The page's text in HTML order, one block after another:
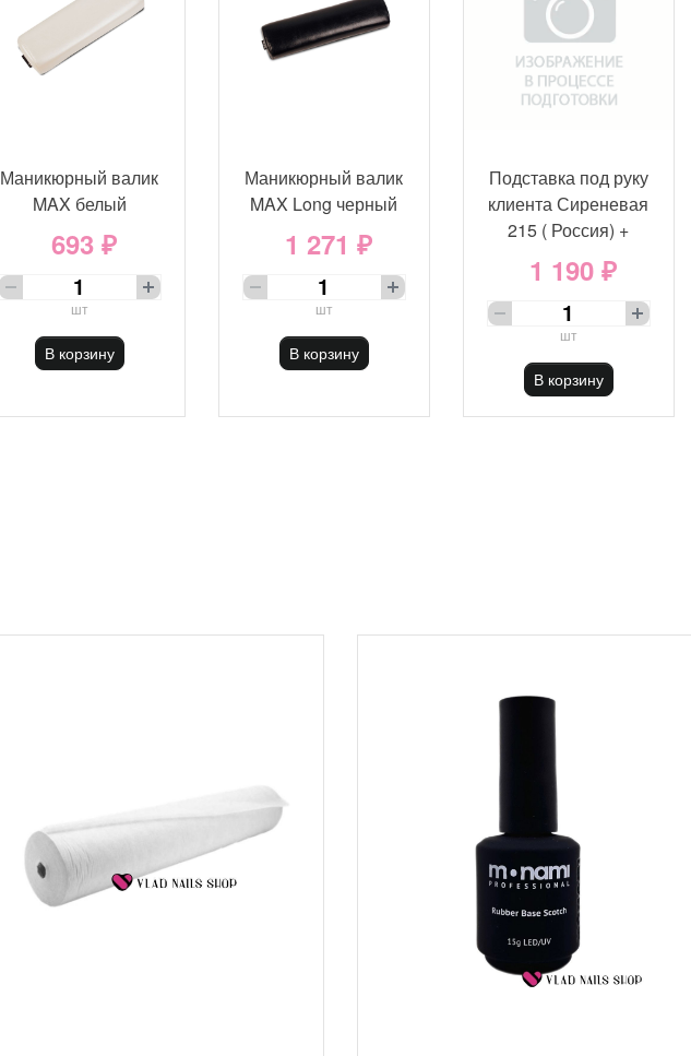
Маникюрный валик
MAX белый
693 ₽
шт
В корзину
Маникюрный валик
MAX Long черный
1 271 ₽
шт
В корзину
Подставка под руку
клиента Сиреневая
215 ( Россия) +
1 190 ₽
шт
В корзину